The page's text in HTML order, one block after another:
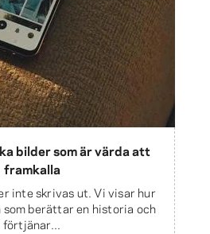
bilder som är värda att
framkalla
inte skrivas ut. Vi visar hur
berättar en historia och
förtjänar...